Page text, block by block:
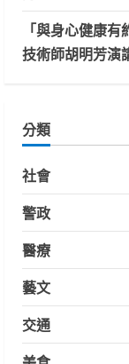
「與身心健康
技術師胡明芳演
分類
社會
警政
醫療
藝文
交通